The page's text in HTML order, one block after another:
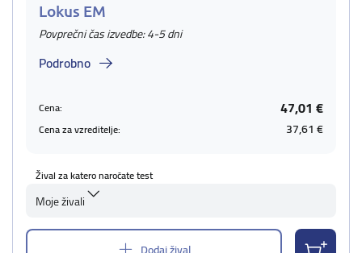
Lokus EM
Povprečni čas izvedbe: 4-5 dni
Podrobno
Cena: 47,01 €
Cena za vzreditelje: 37,61 €
Žival za katero naročate test
Moje živali